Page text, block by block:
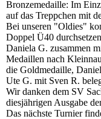
Bronzemedaille: Im
auf das Treppchen mit
Bei unseren "Oldies"
Doppel Ü40
Daniela G. zusammen
Medaillen nach
die Goldmedaille,
Ute G. mit Sven R.
Wir danken dem SV
diesjährigen Ausgabe
Das nächste Turnier